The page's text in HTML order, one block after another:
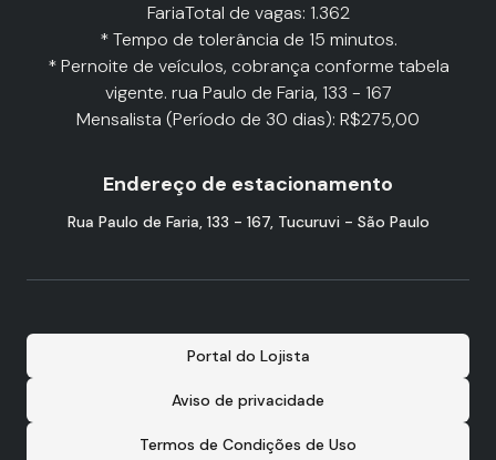
FariaTotal de vagas: 1.362
* Tempo de tolerância de 15 minutos.
* Pernoite de veículos, cobrança conforme tabela
vigente. rua Paulo de Faria, 133 - 167
Mensalista (Período de 30 dias): R$275,00
Endereço de estacionamento
Rua Paulo de Faria, 133 - 167, Tucuruvi - São Paulo
Portal do Lojista
Aviso de privacidade
Termos de Condições de Uso